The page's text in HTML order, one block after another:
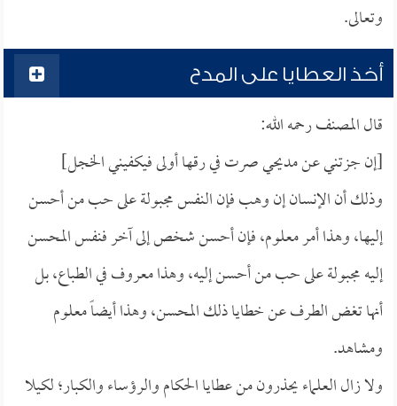
وتعالى.
أخذ العطايا على المدح
قال المصنف رحمه الله:
[إن جزتني عن مديحي صرت في رقها أولى فيكفيني الخجل]
وذلك أن الإنسان إن وهب فإن النفس مجبولة على حب من أحسن
إليها، وهذا أمر معلوم، فإن أحسن شخص إلى آخر فنفس المحسن
إليه مجبولة على حب من أحسن إليه، وهذا معروف في الطباع، بل
أنها تغض الطرف عن خطايا ذلك المحسن، وهذا أيضاً معلوم
ومشاهد.
ولا زال العلماء يحذرون من عطايا الحكام والرؤساء والكبار؛ لكيلا